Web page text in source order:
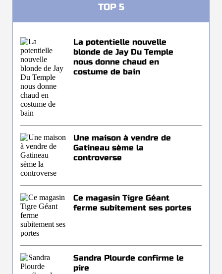
TOP 5
La potentielle nouvelle
blonde de Jay Du Temple
nous donne chaud en
costume de bain
Une maison à vendre de
Gatineau sème la
controverse
Ce magasin Tigre Géant
ferme subitement ses portes
Sandra Plourde confirme le
pire